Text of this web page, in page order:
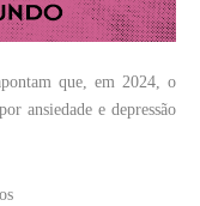
que, em 2024, o
ansiedade e depressão